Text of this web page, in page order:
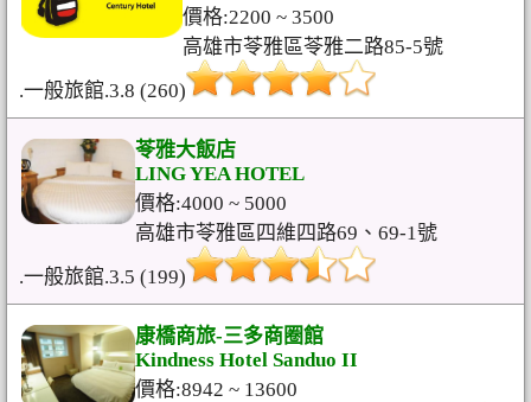
價格:2200 ~ 3500
高雄市苓雅區苓雅二路85-5號
.一般旅館.3.8 (260)
苓雅大飯店
LING YEA HOTEL
價格:4000 ~ 5000
高雄市苓雅區四維四路69、69-1號
.一般旅館.3.5 (199)
康橋商旅-三多商圈館
Kindness Hotel Sanduo II
價格:8942 ~ 13600